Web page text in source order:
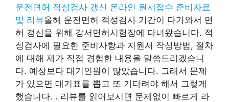
운전면허 적성검사 갱신 온라인 원서접수 준비자료
및 리뷰올해 운전면허 적성검사 기간이 다가와서 면
허 갱신을 위해 강서면허시험장에 다녀왔습니다. 적
성검사에 필요한 준비사항과 지원서 작성방법, 절차
에 대해 제가 직접 경험한 내용을 말씀드리겠습니
다. 예상보다 대기인원이 많았습니다. 그래서 문제
가 있으면 대기표를 뽑고 또 기다려야 해서 그렇게
했습니다. . 리뷰를 읽어보시면 문제없이 빠르게 라